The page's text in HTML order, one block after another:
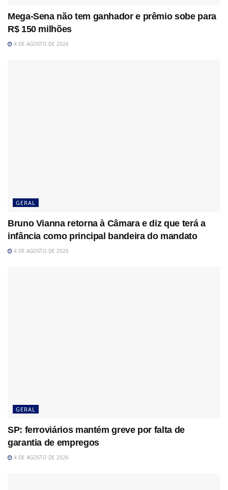
Mega-Sena não tem ganhador e prêmio sobe para
R$ 150 milhões
4 DE AGOSTO DE 2026
GERAL
Bruno Vianna retorna à Câmara e diz que terá a
infância como principal bandeira do mandato
4 DE AGOSTO DE 2026
GERAL
SP: ferroviários mantém greve por falta de
garantia de empregos
4 DE AGOSTO DE 2026